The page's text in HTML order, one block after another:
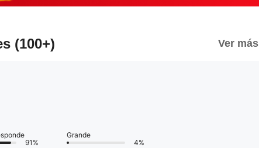
(100+) Ver más
91%
Grande
4%